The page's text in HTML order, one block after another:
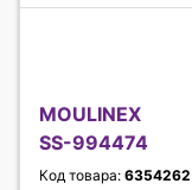
MOULINEX
SS-994474
Код товара: 6354262